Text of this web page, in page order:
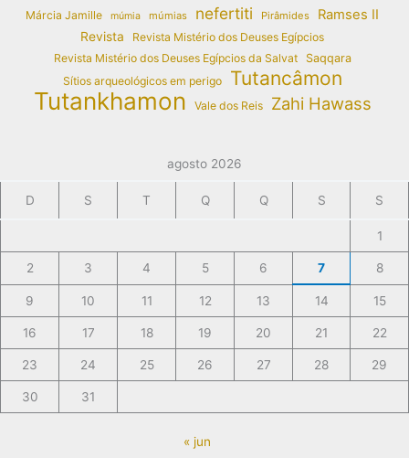
Márcia Jamille múmia múmias nefertiti Pirâmides Ramses II
Revista
Revista Mistério dos Deuses Egípcios
Revista Mistério dos Deuses Egípcios da Salvat
Saqqara
Sítios arqueológicos em perigo
Tutancâmon
Tutankhamon Vale dos Reis Zahi Hawass
agosto 2026
D S T Q Q S S
1
2 3 4 5 6 7 8
9 10 11 12 13 14 15
16 17 18 19 20 21 22
23 24 25 26 27 28 29
30 31
« jun